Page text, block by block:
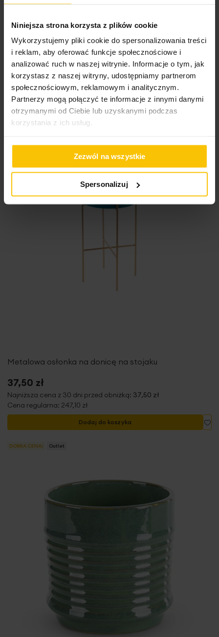
Niniejsza strona korzysta z plików cookie
Wykorzystujemy pliki cookie do spersonalizowania treści
i reklam, aby oferować funkcje społecznościowe i
analizować ruch w naszej witrynie. Informacje o tym, jak
korzystasz z naszej witryny, udostępniamy partnerom
społecznościowym, reklamowym i analitycznym.
Partnerzy mogą połączyć te informacje z innymi danymi
otrzymanymi od Ciebie lub uzyskanymi podczas
korzystania z ich usług.
Zezwól na wszystkie
Spersonalizuj
36,70 zł
Najniższa cena z 30 dni przed obniżką:36,70 zł
Cena regularna:106,30 zł
Dodaj do koszyka
DOBRA CENA!
Metalowa osłonka na donicę na stojaku
37,50 zł
Najniższa cena z 30 dni przed obniżką: 37,50 zł
Cena regularna: 247,10 zł
Dodaj do koszyka
DOBRA CENA! Outlet